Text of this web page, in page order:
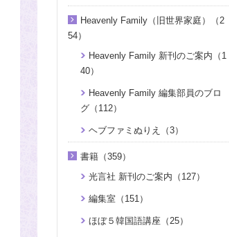
Heavenly Family（旧世界家庭）（2
54）
Heavenly Family 新刊のご案内（1
40）
Heavenly Family 編集部員のブロ
グ（112）
ヘブファミぬりえ（3）
書籍（359）
光言社 新刊のご案内（127）
編集室（151）
ほぼ５韓国語講座（25）